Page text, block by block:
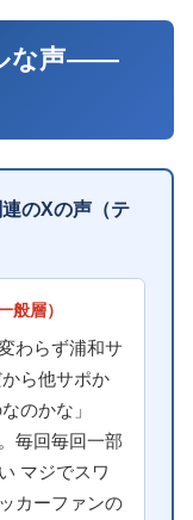
な声——
連のXの声（テ
般層）
わらず浦和サ
ら他サポか
のかな」
毎回毎回一部
マジでスワ
カーファンの